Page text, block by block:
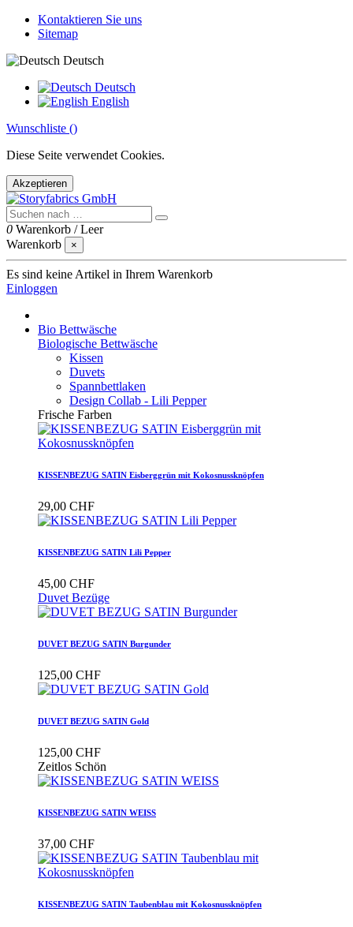
Kontaktieren Sie uns
Sitemap
Deutsch
Deutsch
English
Wunschliste ()
Diese Seite verwendet Cookies.
Akzeptieren
0 Warenkorb /Leer
Warenkorb
×
Es sind keine Artikel in Ihrem Warenkorb
Einloggen
Bio Bettwäsche
Biologische Bettwäsche
Kissen
Duvets
Spannbettlaken
Design Collab - Lili Pepper
Frische Farben
KISSENBEZUG SATIN Eisberggrün mit Kokosnussknöpfen
29,00 CHF
KISSENBEZUG SATIN Lili Pepper
45,00 CHF
Duvet Bezüge
DUVET BEZUG SATIN Burgunder
125,00 CHF
DUVET BEZUG SATIN Gold
125,00 CHF
Zeitlos Schön
KISSENBEZUG SATIN WEISS
37,00 CHF
KISSENBEZUG SATIN Taubenblau mit Kokosnussknöpfen